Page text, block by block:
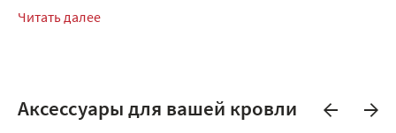
Читать далее
Аксессуары для вашей кровли